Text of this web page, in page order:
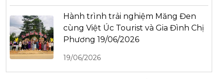
Hành trình trải nghiệm Măng Đen
cùng Việt Úc Tourist và Gia Đình Chị
Phương 19/06/2026
19/06/2026